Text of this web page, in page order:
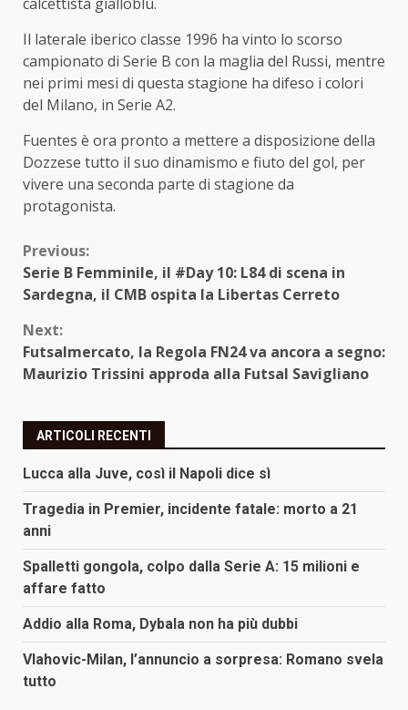
Il laterale iberico classe 1996 ha vinto lo scorso
campionato di Serie B con la maglia del Russi, mentre
nei primi mesi di questa stagione ha difeso i colori
del Milano, in Serie A2.
Fuentes è ora pronto a mettere a disposizione della
Dozzese tutto il suo dinamismo e fiuto del gol, per
vivere una seconda parte di stagione da
protagonista.
Continue
Reading
Previous:
Serie B Femminile, il #Day 10: L84 di scena in
Sardegna, il CMB ospita la Libertas Cerreto
Next:
Futsalmercato, la Regola FN24 va ancora a segno:
Maurizio Trissini approda alla Futsal Savigliano
ARTICOLI RECENTI
Lucca alla Juve, così il Napoli dice sì
Tragedia in Premier, incidente fatale: morto a 21
anni
Spalletti gongola, colpo dalla Serie A: 15 milioni e
affare fatto
Addio alla Roma, Dybala non ha più dubbi
Vlahovic-Milan, l’annuncio a sorpresa: Romano svela
tutto